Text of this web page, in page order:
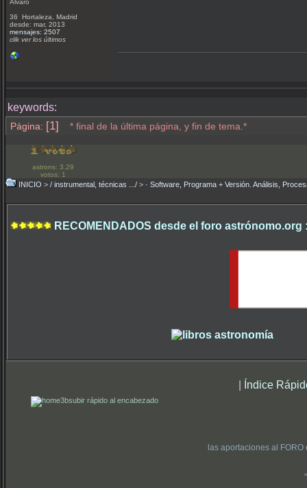
Álvaro
36 Hortaleza, Madrid
desde: mar, 2013
mensajes: 2507
clik ver los últimos
keywords:
Página: [1] * final de la última página, y fin de tema.*
astrons: 3.29
votos: 1
INICIO > / instrumental, técnicas .../ > · Software, Programa + Versión. Análisis,
RECOMENDADOS desde el foro astrónomo.org
| Índice
subir rápido al encabezado
las aportaciones al